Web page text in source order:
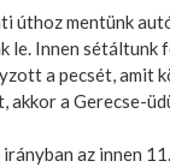
úthoz mentünk
Innen sétáltunk
a pecsét, amit
a Gerecse-
az innen